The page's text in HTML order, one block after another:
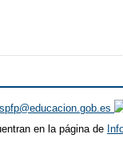
en la página de